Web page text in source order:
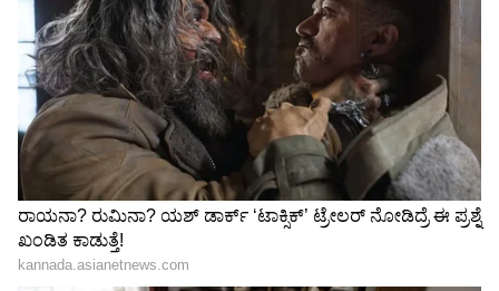
"ರಾಜಕೀಯ ಬೇಡ, ಸಿನಿಮಾನೇ ಪ್ರಾಣ":
ಕನಕೋತ್ಸವದಲ್ಲಿ ರಿಷಬ್ ಶೆಟ್ಟಿ | Rishab
Shetty speech | Suvarna News
ಶೇ.50 ರಿಂದ ಶೇ.18 ಕ್ಕೆ TAX ಇಳಿಕೆ: ಮೋದಿ-
ಟ್ರಂಪ್ ಐತಿಹಾಸಿಕ ಒಪ್ಪಂದ | India US
Trade Deal | Party Rounds